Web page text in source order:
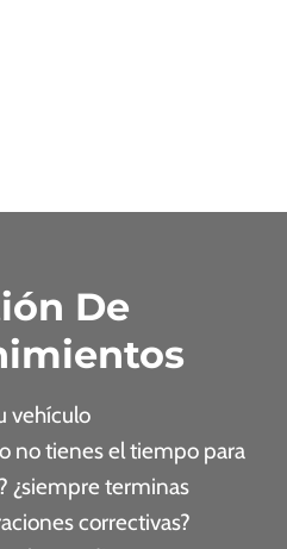
De
vehículo
no tienes el tiempo para
¿siempre terminas
correctivas?